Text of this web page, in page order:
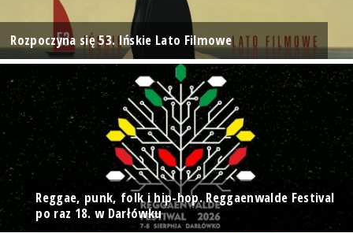
Rozpoczyna się 53. Ińskie Lato Filmowe
Reggae, punk, folk i hip-hop. Reggaenwalde Festival
po raz 18. w Darłówku